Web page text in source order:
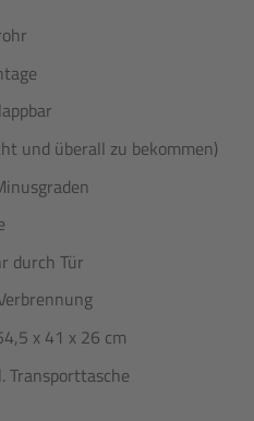
und überall zu bekommen)
durch Tür
x 41 x 26 cm
Transporttasche